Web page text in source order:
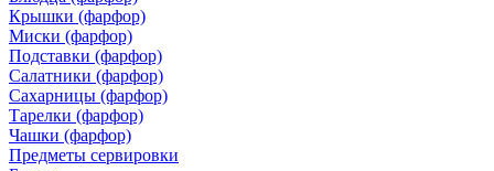
Крышки (фарфор)
Миски (фарфор)
Подставки (фарфор)
Салатники (фарфор)
Сахарницы (фарфор)
Тарелки (фарфор)
Чашки (фарфор)
Предметы сервировки